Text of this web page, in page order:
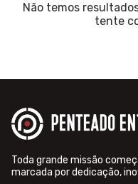
Não temos
tente
Toda grande missão
marcada por dedicação,